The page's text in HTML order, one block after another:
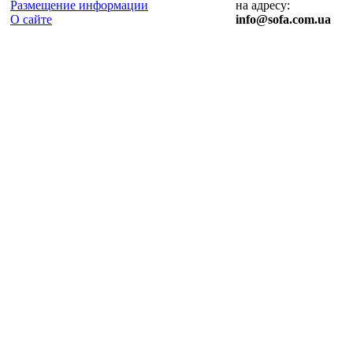
Размещение информации
О сайте
на адресу:
info@sofa.com.ua